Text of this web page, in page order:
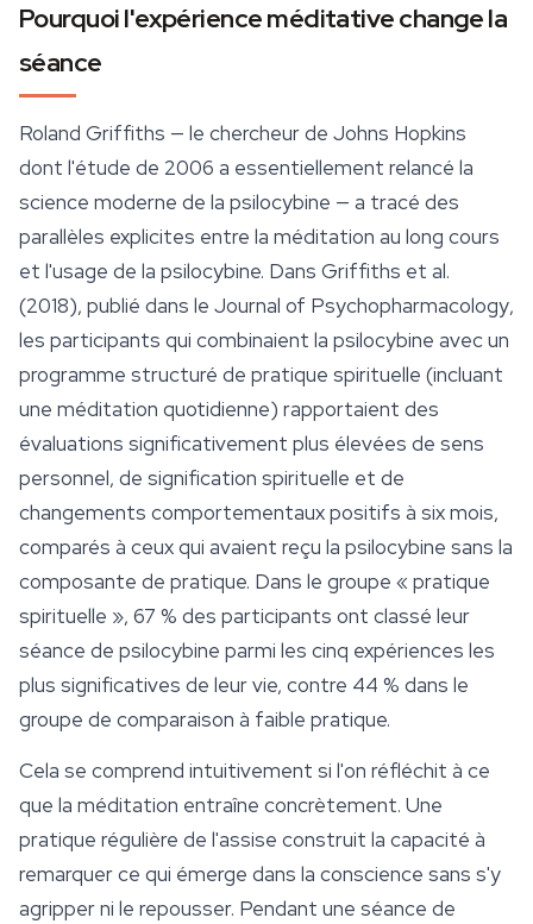
Pourquoi l'expérience méditative change la
séance
Roland Griffiths — le chercheur de Johns Hopkins
dont l'étude de 2006 a essentiellement relancé la
science moderne de la psilocybine — a tracé des
parallèles explicites entre la méditation au long cours
et l'usage de la psilocybine. Dans Griffiths et al.
(2018), publié dans le Journal of Psychopharmacology,
les participants qui combinaient la psilocybine avec un
programme structuré de pratique spirituelle (incluant
une méditation quotidienne) rapportaient des
évaluations significativement plus élevées de sens
personnel, de signification spirituelle et de
changements comportementaux positifs à six mois,
comparés à ceux qui avaient reçu la psilocybine sans la
composante de pratique. Dans le groupe « pratique
spirituelle », 67 % des participants ont classé leur
séance de psilocybine parmi les cinq expériences les
plus significatives de leur vie, contre 44 % dans le
groupe de comparaison à faible pratique.
Cela se comprend intuitivement si l'on réfléchit à ce
que la méditation entraîne concrètement. Une
pratique régulière de l'assise construit la capacité à
remarquer ce qui émerge dans la conscience sans s'y
agripper ni le repousser. Pendant une séance de